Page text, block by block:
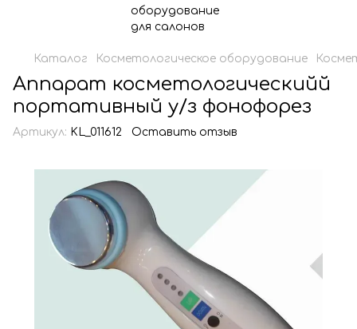
Каталог Косметологическое оборудование
Аппарат косметологическийй
портативный у/з фонофорез
Артикул: KL_011612 Оставить отзыв